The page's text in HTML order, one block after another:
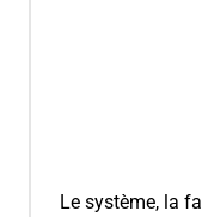
Le système, la